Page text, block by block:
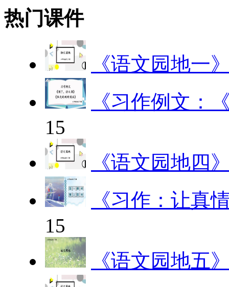
热门课件
《语文园地一
《习作例文：
15
《语文园地四
《习作：让真
15
《语文园地五